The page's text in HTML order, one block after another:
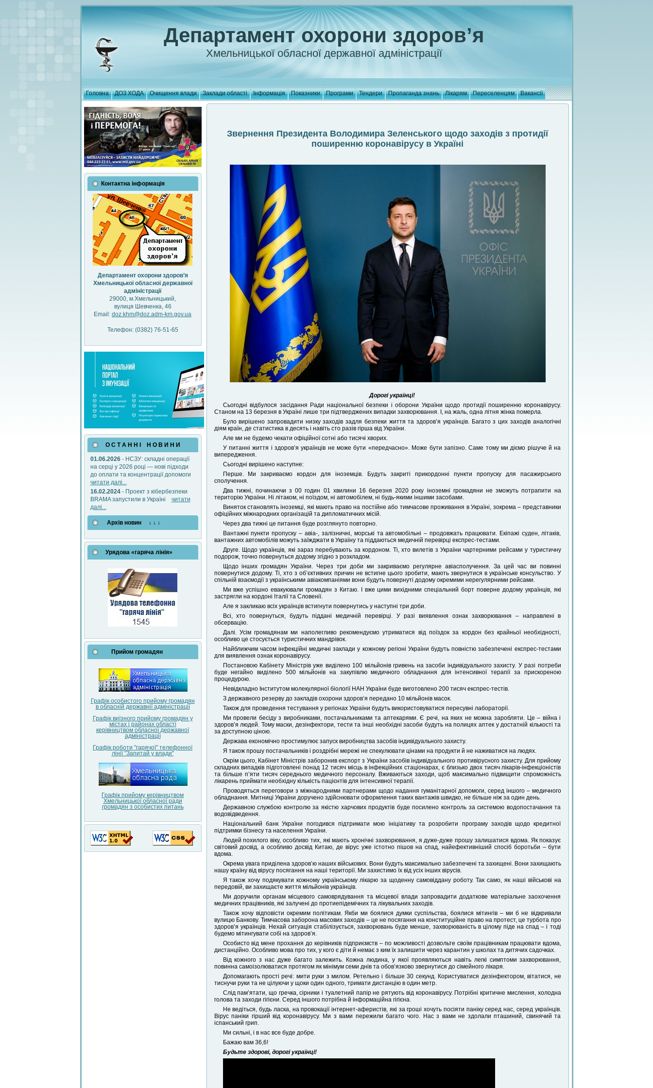
Департамент охорони здоров’я
Хмельницької обласної державної адміністрації
Головна ДОЗ ХОДА Очищення влади Заклади області Інформація Показники Програми Тендери Пропаганда знань Лікарям Переселенцям Вакансії
Контактна інформація
Департамент охорони здоров’я
Хмельницької обласної державної
адміністрації
29000, м.Хмельницький,
вулиця Шевченка, 46
Email: doz.khm@doz.adm-km.gov.ua
Телефон: (0382) 76-51-65
О С Т А Н Н І Н О В И Н И
01.06.2026- НСЗУ: складні операції
на серці у 2026 році — нові підходи
до оплати та концентрації допомоги
читати далі...
16.02.2024- Проект з кібербезпеки
BRAMA запустили в Україні читати
далі...
Архів новин ↓ ↓ ↓
Урядова «гаряча лінія»
Прийом громадян
Графік особистого прийому громадян
в обласній державнії адміністрації
Графік виїзного прийому громадян у
містах і районах області
керівництвом обласної державної
адміністрації
Графік роботи "гарячої" телефонної
лінії "Запитай у влади"
Графік прийому керівництвом
Хмельницької обласної ради
громадян з особистих питань
Звернення Президента Володимира Зеленського щодо заходів з протидії
поширенню коронавірусу в Україні
Дорогі українці!
Сьогодні відбулося засідання Ради національної безпеки і оборони України щодо протидії поширенню коронавірусу.
Станом на 13 березня в Україні лише три підтверджених випадки захворювання. І, на жаль, одна літня жінка померла.
Було вирішено запровадити низку заходів задля безпеки життя та здоров’я українців. Багато з цих заходів аналогічні
діям країн, де статистика в десять і навіть сто разів гірша від України.
Але ми не будемо чекати офіційної сотні або тисячі хворих.
У питанні життя і здоров’я українців не може бути «передчасно». Може бути запізно. Саме тому ми діємо рішуче й на
випередження.
Сьогодні вирішено наступне:
Перше. Ми закриваємо кордон для іноземців. Будуть закриті прикордонні пункти пропуску для пасажирського
сполучення.
Два тижні, починаючи з 00 годин 01 хвилини 16 березня 2020 року іноземні громадяни не зможуть потрапити на
територію України. Ні літаком, ні поїздом, ні автомобілем, ні будь-якими іншими засобами.
Виняток становлять іноземці, які мають право на постійне або тимчасове проживання в Україні, зокрема – представники
офіційних міжнародних організацій та дипломатичних місій.
Через два тижні це питання буде розглянуто повторно.
Вантажні пункти пропуску – авіа-, залізничні, морські та автомобільні – продовжать працювати. Екіпажі суден, літаків,
вантажних автомобілів можуть заїжджати в Україну та піддаються медичній перевірці експрес-тестами.
Друге. Щодо українців, які зараз перебувають за кордоном. Ті, хто вилетів з України чартерними рейсами у туристичну
подорож, точно повернуться додому згідно з розкладом.
Щодо інших громадян України. Через три доби ми закриваємо регулярне авіасполучення. За цей час ви повинні
повернутися додому. Ті, хто з об’єктивних причин не встигне цього зробити, мають звернутися в українське консульство. У
спільній взаємодії з українськими авіакомпаніями вони будуть повернуті додому окремими нерегулярними рейсами.
Ми вже успішно евакуювали громадян з Китаю. І вже цими вихідними спеціальний борт поверне додому українців, які
застрягли на кордоні Італії та Словенії.
Але я закликаю всіх українців встигнути повернутись у наступні три доби.
Всі, хто повернуться, будуть піддані медичній перевірці. У разі виявлення ознак захворювання – направлені в
обсервацію.
Далі. Усім громадянам ми наполегливо рекомендуємо утриматися від поїздок за кордон без крайньої необхідності,
особливо це стосується туристичних мандрівок.
Найближчим часом інфекційні медичні заклади у кожному регіоні України будуть повністю забезпечені експрес-тестами
для виявлення ознак коронавірусу.
Постановою Кабінету Міністрів уже виділено 100 мільйонів гривень на засоби індивідуального захисту. У разі потреби
буде негайно виділено 500 мільйонів на закупівлю медичного обладнання для інтенсивної терапії за прискореною
процедурою.
Невідкладно Інститутом молекулярної біології НАН України буде виготовлено 200 тисяч експрес-тестів.
З державного резерву до закладів охорони здоров’я передано 10 мільйонів масок.
Також для проведення тестування у регіонах України будуть використовуватися пересувні лабораторії.
Ми провели бесіду з виробниками, постачальниками та аптекарями. Є речі, на яких не можна заробляти. Це – війна і
здоров’я людей. Тому маски, дезінфектори, тести та інші необхідні засоби будуть на полицях аптек у достатній кількості та
за доступною ціною.
Держава економічно простимулює запуск виробництва засобів індивідуального захисту.
Я також прошу постачальників і роздрібні мережі не спекулювати цінами на продукти й не наживатися на людях.
Окрім цього, Кабінет Міністрів заборонив експорт з України засобів індивідуального противірусного захисту. Для прийому
складних випадків підготовлені понад 12 тисяч місць в інфекційних стаціонарах, є близько двох тисяч лікарів-інфекціоністів
та більше п’яти тисяч середнього медичного персоналу. Вживаються заходи, щоб максимально підвищити спроможність
лікарень приймати необхідну кількість пацієнтів для інтенсивної терапії.
Проводяться переговори з міжнародними партнерами щодо надання гуманітарної допомоги, серед іншого – медичного
обладнання. Митниці України доручено здійснювати оформлення таких вантажів швидко, не більше ніж за один день.
Державною службою контролю за якістю харчових продуктів буде посилено контроль за системою водопостачання та
водовідведення.
Національний банк України погодився підтримати мою ініціативу та розробити програму заходів щодо кредитної
підтримки бізнесу та населення України.
Людей похилого віку, особливо тих, які мають хронічні захворювання, я дуже-дуже прошу залишатися вдома. Як показує
світовий досвід, а особливо досвід Китаю, де вірус уже істотно пішов на спад, найефективніший спосіб боротьби – бути
вдома.
Окрема увага приділена здоров’ю наших військових. Вони будуть максимально забезпечені та захищені. Вони захищають
нашу країну від вірусу посягання на наші території. Ми захистимо їх від усіх інших вірусів.
Я також хочу подякувати кожному українському лікарю за щоденну самовіддану роботу. Так само, як наші військові на
передовій, ви захищаєте життя мільйонів українців.
Ми доручили органам місцевого самоврядування та місцевої влади запровадити додаткове матеріальне заохочення
медичних працівників, які залучені до протиепідемічних та лікувальних заходів.
Також хочу відповісти окремим політикам. Якби ми боялися думки суспільства, боялися мітингів – ми б не відкривали
вулицю Банкову. Тимчасова заборона масових заходів – це не посягання на конституційне право на протест, це турбота про
здоров’я українців. Нехай ситуація стабілізується, захворювань буде менше, захворюваність в цілому піде на спад – і тоді
будемо мітингувати собі на здоров’я.
Особисто від мене прохання до керівників підприємств – по можливості дозвольте своїм працівникам працювати вдома,
дистанційно. Особливо мова про тих, у кого є діти й немає з ким їх залишити через карантин у школах та дитячих садочках.
Від кожного з нас дуже багато залежить. Кожна людина, у якої проявляються навіть легкі симптоми захворювання,
повинна самоізолюватися протягом як мінімум семи днів та обов’язково звернутися до сімейного лікаря.
Допомагають прості речі: мити руки з милом. Ретельно і більше 30 секунд. Користуватися дезінфектором, вітатися, не
тиснучи руки та не цілуючи у щоки один одного, тримати дистанцію в один метр.
Слід пам’ятати, що гречка, сірники і туалетний папір не рятують від коронавірусу. Потрібні критичне мислення, холодна
голова та заходи гігієни. Серед іншого потрібна й інформаційна гігієна.
Не ведіться, будь ласка, на провокації інтернет-аферистів, які за гроші хочуть посіяти паніку серед нас, серед українців.
Вірус паніки гірший від коронавірусу. Ми з вами пережили багато чого. Нас з вами не здолали пташиний, свинячий та
іспанський грип.
Ми сильні, і в нас все буде добре.
Бажаю вам 36,6!
Будьте здорові, дорогі українці!